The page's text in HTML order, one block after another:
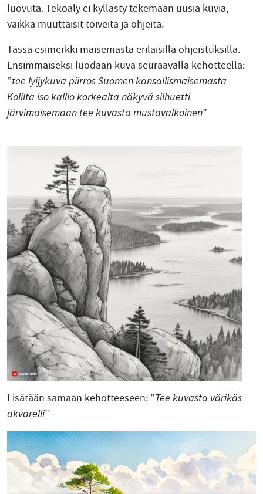
luovuta. Tekoäly ei kyllästy tekemään uusia kuvia,
vaikka muuttaisit toiveita ja ohjeita.
Tässä esimerkki maisemasta erilaisilla ohjeistuksilla.
Ensimmäiseksi luodaan kuva seuraavalla kehotteella:
”tee lyijykuva piirros Suomen kansallismaisemasta
Kolilta iso kallio korkealta näkyvä silhuetti
järvimaisemaan tee kuvasta mustavalkoinen”
Lisätään samaan kehotteeseen: ”Tee kuvasta värikäs
akvarelli”